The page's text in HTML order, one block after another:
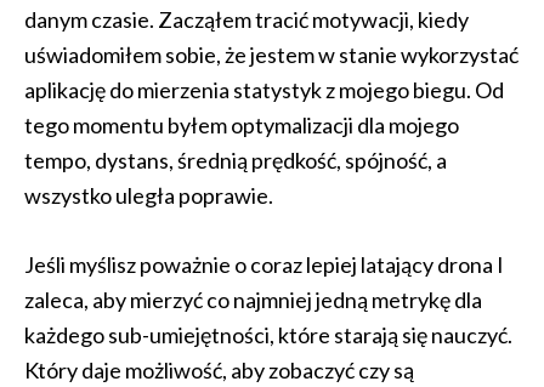
danym czasie. Zacząłem tracić motywacji, kiedy
uświadomiłem sobie, że jestem w stanie wykorzystać
aplikację do mierzenia statystyk z mojego biegu. Od
tego momentu byłem optymalizacji dla mojego
tempo, dystans, średnią prędkość, spójność, a
wszystko uległa poprawie.
Jeśli myślisz poważnie o coraz lepiej latający drona I
zaleca, aby mierzyć co najmniej jedną metrykę dla
każdego sub-umiejętności, które starają się nauczyć.
Który daje możliwość, aby zobaczyć czy są